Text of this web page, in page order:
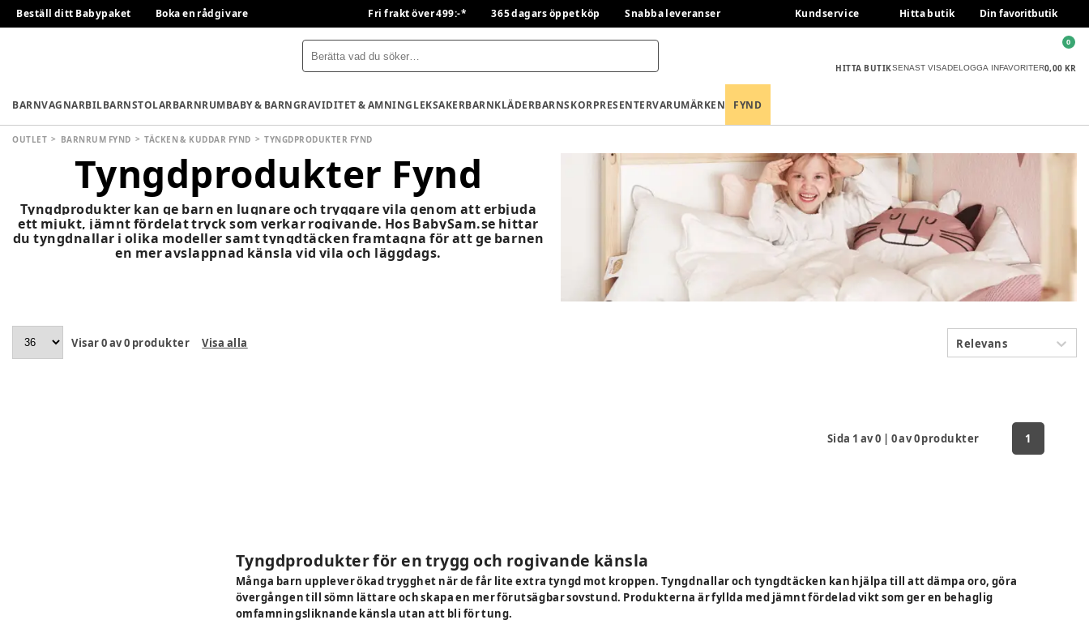
Beställ ditt Babypaket Boka en rådgivare Fri frakt över 499:-* 365 dagars öppet köp Snabba leveranser Kundservice Hitta butik Din favoritbutik
HITTA BUTIKSENAST VISADELOGGA INFAVORITER0,00 KR
0
BARNVAGNARBILBARNSTOLARBARNRUMBABY & BARNGRAVIDITET & AMNINGLEKSAKERBARNKLÄDERBARNSKORPRESENTERVARUMÄRKEN FYND
OUTLET BARNRUM FYND TÄCKEN & KUDDAR FYND TYNGDPRODUKTER FYND
Tyngdprodukter Fynd
Tyngdprodukter kan ge barn en lugnare och tryggare vila genom att erbjuda
ett mjukt, jämnt fördelat tryck som verkar rogivande. Hos BabySam.se hittar
du tyngdnallar i olika modeller samt tyngdtäcken framtagna för att ge barnen
en mer avslappnad känsla vid vila och läggdags.
Visar0av0 produkter Visa alla Relevans
Sida 1 av0 | 0av0produkter 1
Tyngdprodukter för en trygg och rogivande känsla
Många barn upplever ökad trygghet när de får lite extra tyngd mot kroppen. Tyngdnallar och tyngdtäcken kan hjälpa till att dämpa oro, göra
övergången till sömn lättare och skapa en mer förutsägbar sovstund. Produkterna är fyllda med jämnt fördelad vikt som ger en behaglig
omfamningsliknande känsla utan att bli för tung.